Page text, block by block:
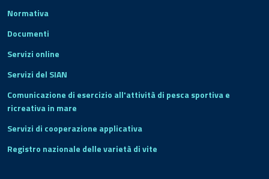
Normativa
Documenti
Servizi online
Servizi del SIAN
Comunicazione di esercizio all'attività di pesca sportiva e
ricreativa in mare
Servizi di cooperazione applicativa
Registro nazionale delle varietà di vite